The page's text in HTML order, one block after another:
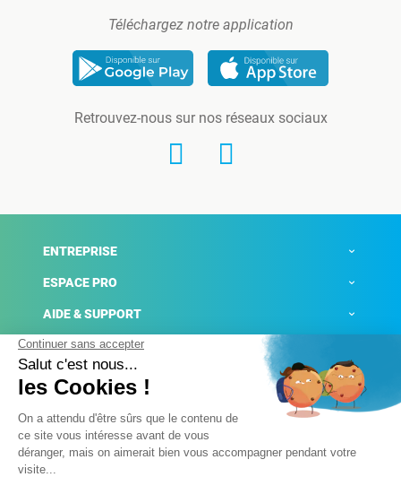
Téléchargez notre application
Retrouvez-nous sur nos réseaux sociaux
ENTREPRISE
ESPACE PRO
AIDE & SUPPORT
ACTUALITÉS
Mentions légales